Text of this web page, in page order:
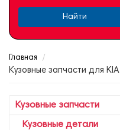
Найти
Главная
Кузовные запчасти для
Кузовные запчасти
Кузовные детали